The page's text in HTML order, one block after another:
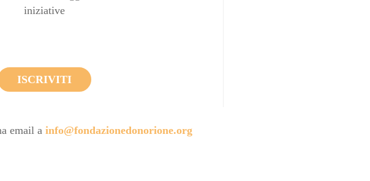
iniziative
ISCRIVITI
email a info@fondazionedonorione.org